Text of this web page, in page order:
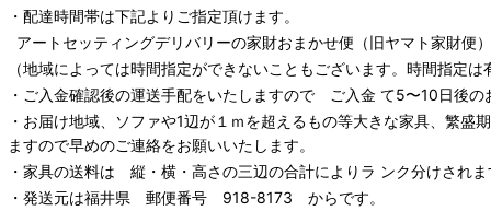
・配達時間帯は下記よりご指定頂けます。
アートセッティングデリバリーの家財おまかせ便 （旧ヤマト家財便
（地域によっては時間指定ができないこともございます。時間指定
・ご入金確認後の運送手配をいたしますので ご入金 て5〜10日後の
・お届け地域、ソファや1辺が１ｍを超えるもの等大きな家具、繁
ますので早めのご連絡をお願いいたします。
・家具の送料は 縦・横・高さの三辺の合計によりラ ンク分けされま
・発送元は福井県 郵便番号 918-8173 からです。